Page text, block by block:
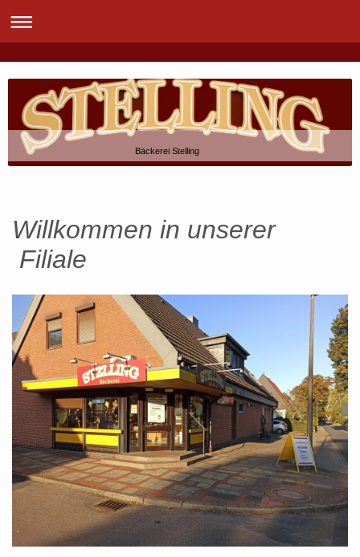
Bäckerei Stelling
Willkommen in unserer
Filiale